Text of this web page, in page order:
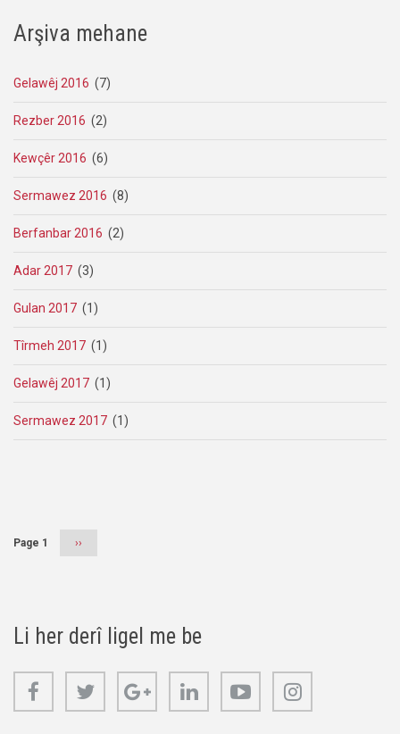
Arşiva mehane
Gelawêj 2016 (7)
Rezber 2016 (2)
Kewçêr 2016 (6)
Sermawez 2016 (8)
Berfanbar 2016 (2)
Adar 2017 (3)
Gulan 2017 (1)
Tîrmeh 2017 (1)
Gelawêj 2017 (1)
Sermawez 2017 (1)
Page 1
Next
››
Li her derî ligel me be
Facebook Twitter Google+ Linkedin Youtube